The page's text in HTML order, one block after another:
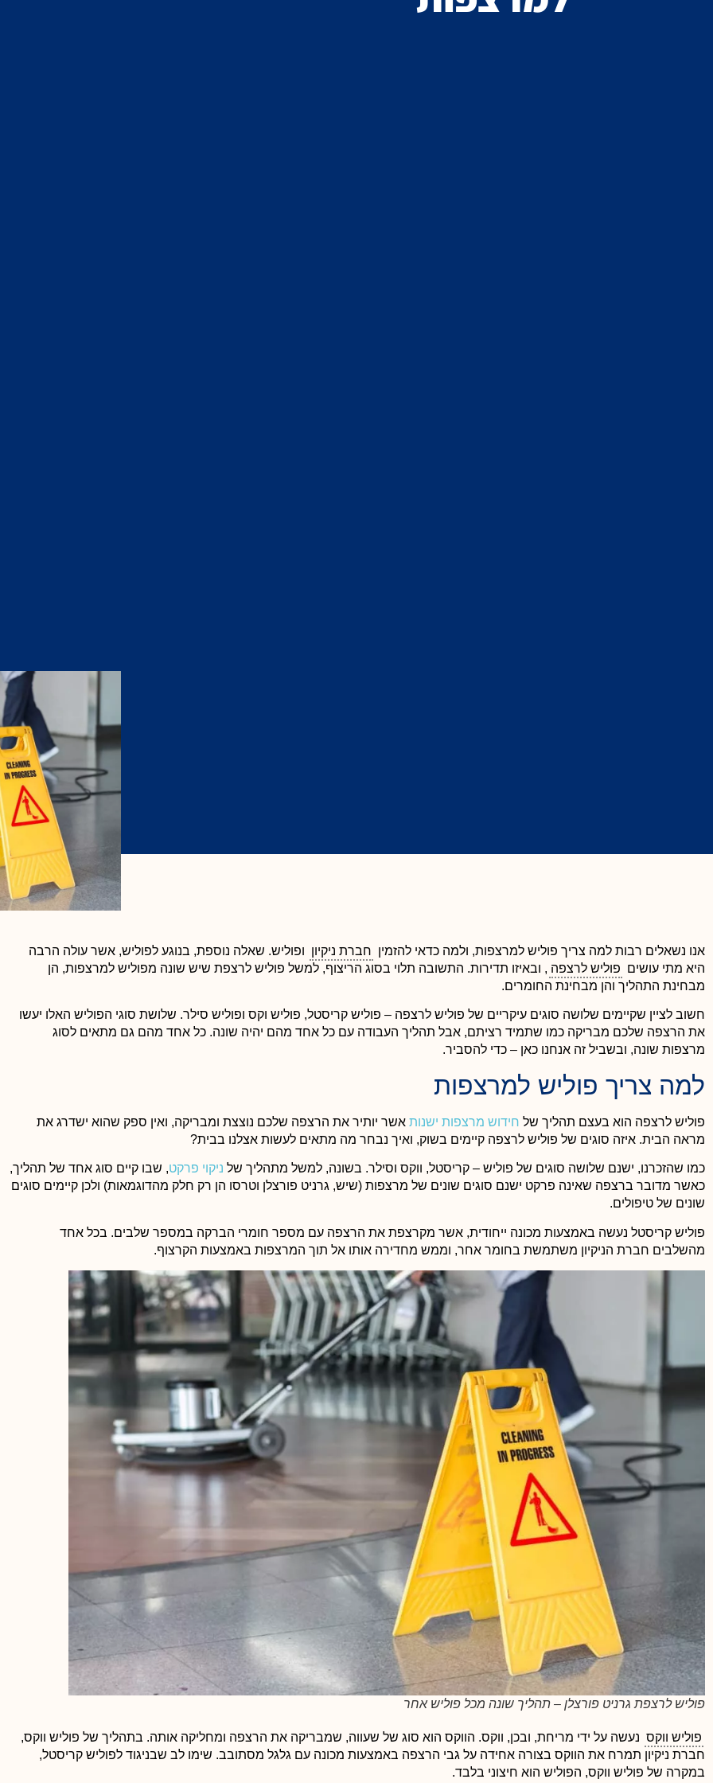
אנו נשאלים רבות למה צריך פוליש למרצפות, ולמה כדאי להזמין חברת ניקיון ופוליש. שאלה נוספת, בנוגע לפוליש, אשר עולה הרבה
היא מתי עושים פוליש לרצפה , ובאיזו תדירות. התשובה תלוי בסוג הריצוף, למשל פוליש לרצפת שיש שונה מפוליש למרצפות, הן
מבחינת התהליך והן מבחינת החומרים.
חשוב לציין שקיימים שלושה סוגים עיקריים של פוליש לרצפה – פוליש קריסטל, פוליש וקס ופוליש סילר. שלושת סוגי הפוליש האלו יעשו
את הרצפה שלכם מבריקה כמו שתמיד רציתם, אבל תהליך העבודה עם כל אחד מהם יהיה שונה. כל אחד מהם גם מתאים לסוג
מרצפות שונה, ובשביל זה אנחנו כאן – כדי להסביר.
למה צריך פוליש למרצפות
פוליש לרצפה הוא בעצם תהליך של חידוש מרצפות ישנות אשר יותיר את הרצפה שלכם נוצצת ומבריקה, ואין ספק שהוא ישדרג את
מראה הבית. איזה סוגים של פוליש לרצפה קיימים בשוק, ואיך נבחר מה מתאים לעשות אצלנו בבית?
כמו שהזכרנו, ישנם שלושה סוגים של פוליש – קריסטל, ווקס וסילר. בשונה, למשל מתהליך של ניקוי פרקט, שבו קיים סוג אחד של תהליך,
כאשר מדובר ברצפה שאינה פרקט ישנם סוגים שונים של מרצפות (שיש, גרניט פורצלן וטרסו הן רק חלק מהדוגמאות) ולכן קיימים סוגים
שונים של טיפולים.
פוליש קריסטל נעשה באמצעות מכונה ייחודית, אשר מקרצפת את הרצפה עם מספר חומרי הברקה במספר שלבים. בכל אחד
מהשלבים חברת הניקיון משתמשת בחומר אחר, וממש מחדירה אותו אל תוך המרצפות באמצעות הקרצוף.
פוליש לרצפת גרניט פורצלן – תהליך שונה מכל פוליש אחר
פוליש ווקס נעשה על ידי מריחת, ובכן, ווקס. הווקס הוא סוג של שעווה, שמבריקה את הרצפה ומחליקה אותה. בתהליך של פוליש ווקס,
חברת ניקיון תמרח את הווקס בצורה אחידה על גבי הרצפה באמצעות מכונה עם גלגל מסתובב. שימו לב שבניגוד לפוליש קריסטל,
במקרה של פוליש ווקס, הפוליש הוא חיצוני בלבד.
לימור ארביב





ניקיון הבניין וחדרי המדרגות שווה ערך לניקיון הדירה שלכם! חשוב
אכפתיות של הדיירים למקום מגוריהם ואף יכול לגרום לכך הערך
הדירות ירד. חדרי מדרגות נקיים ובניין נקי מעיד על אווירה חמימה
שושנה אהרון




